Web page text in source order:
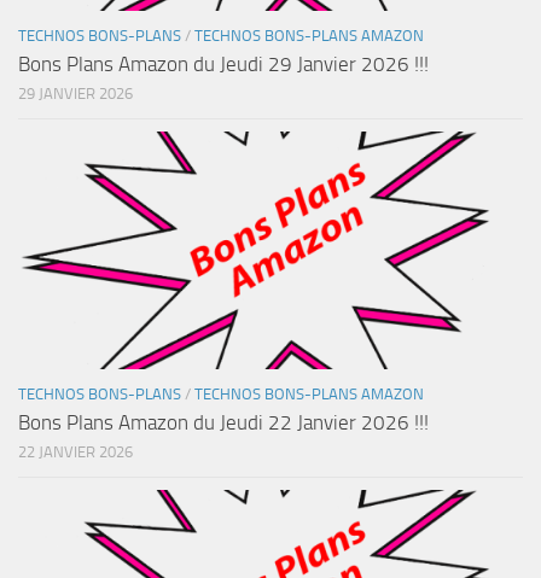
TECHNOS BONS-PLANS / TECHNOS BONS-PLANS AMAZON
Bons Plans Amazon du Jeudi 29 Janvier 2026 !!!
29 JANVIER 2026
TECHNOS BONS-PLANS / TECHNOS BONS-PLANS AMAZON
Bons Plans Amazon du Jeudi 22 Janvier 2026 !!!
22 JANVIER 2026